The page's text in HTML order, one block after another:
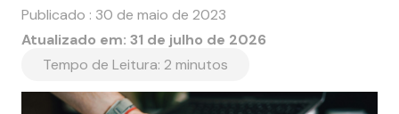
Publicado : 30 de maio de 2023
Atualizado em: 31 de julho de 2026
Tempo de Leitura: 2 minutos